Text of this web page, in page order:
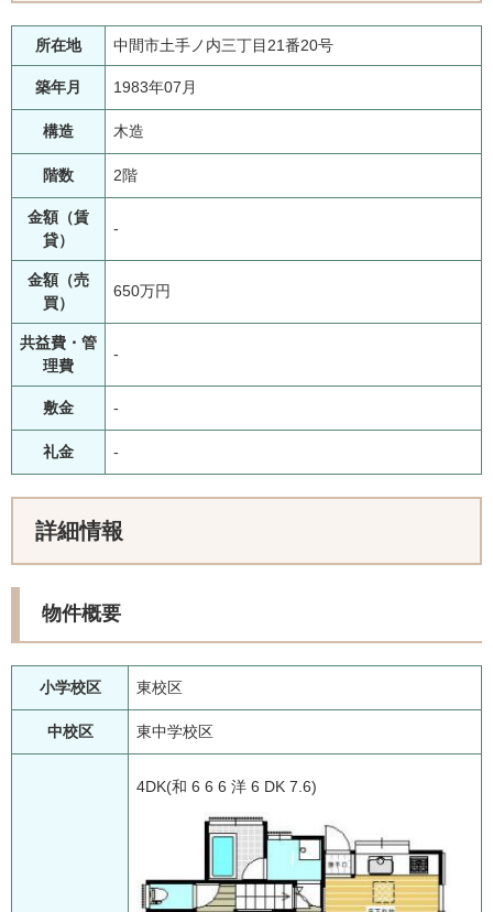
所在地 中間市土手ノ内三丁目21番20号
築年月 1983年07月
構造 木造
階数 2階
金額（賃
貸）
-
金額（売
買）
650万円
共益費・管
理費
-
敷金 -
礼金 -
詳細情報
物件概要
小学校区 東校区
中校区 東中学校区
4DK(和 6 6 6 洋 6 DK 7.6)